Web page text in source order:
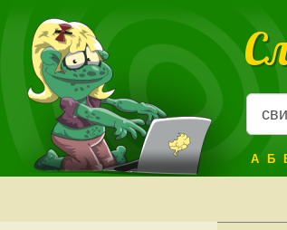
А Б